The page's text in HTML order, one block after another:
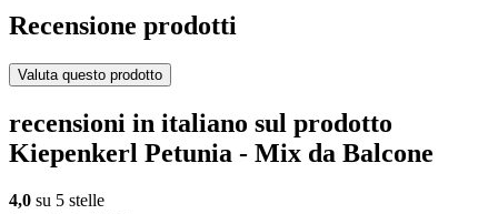
Recensione prodotti
Valuta questo prodotto
recensioni in italiano sul prodotto
Kiepenkerl Petunia - Mix da Balcone
4,0 su 5 stelle